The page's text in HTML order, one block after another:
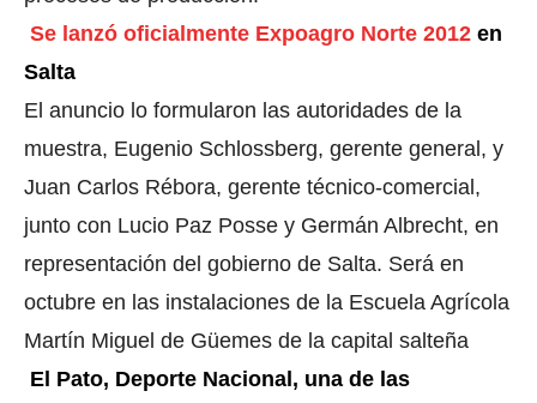
Se lanzó oficialmente Expoagro Norte 2012 en
Salta
El anuncio lo formularon las autoridades de la
muestra, Eugenio Schlossberg, gerente general, y
Juan Carlos Rébora, gerente técnico-comercial,
junto con Lucio Paz Posse y Germán Albrecht, en
representación del gobierno de Salta. Será en
octubre en las instalaciones de la Escuela Agrícola
Martín Miguel de Güemes de la capital salteña
El Pato, Deporte Nacional, una de las